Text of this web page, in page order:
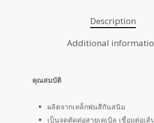
Description
Additional
คุณสมบัติ
ผลิตจากเหล็กพ่นสีกันสนิม
เป็นจุดตัดต่อสายเคเบิล เชื่อมต่อเส้